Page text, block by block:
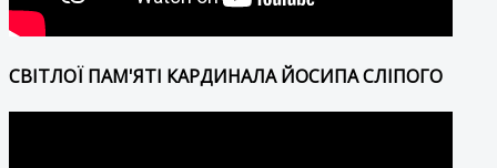
СВІТЛОЇ ПАМ'ЯТІ КАРДИНАЛА ЙОСИПА СЛІПОГО